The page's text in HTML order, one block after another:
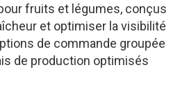
fruits et légumes, conçus
et optimiser la visibilité
de commande groupée
de production optimisés